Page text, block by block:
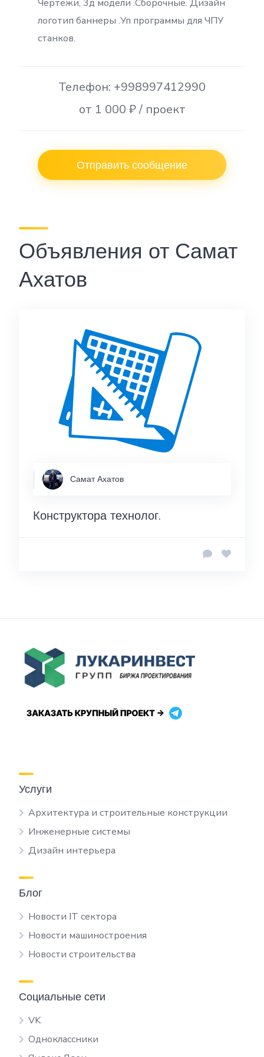
Чертежи, 3д модели .Сборочные. Дизайн
логотип баннеры .Уп программы для ЧПУ
станков.
Телефон: +998997412990
от 1 000 ₽ / проект
Отправить сообщение
Объявления от Самат
Ахатов
Самат Ахатов
Конструктора технолог.
Услуги
Архитектура и строительные конструкции
Инженерные системы
Дизайн интерьера
Блог
Новости IT сектора
Новости машиностроения
Новости строительства
Социальные сети
VK
Одноклассники